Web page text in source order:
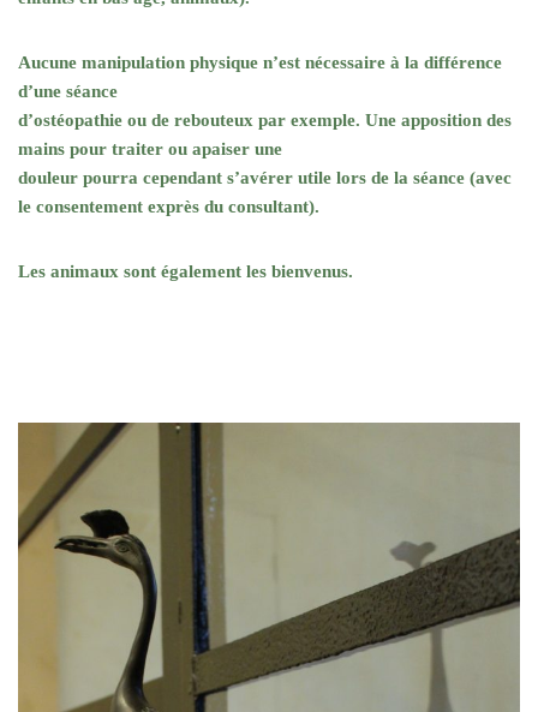
Aucune manipulation physique n’est nécessaire à la différence
d’une séance
d’ostéopathie ou de rebouteux par exemple. Une apposition des
mains pour traiter ou apaiser une
douleur pourra cependant s’avérer utile lors de la séance (avec
le consentement exprès du consultant).
Les animaux sont également les bienvenus.